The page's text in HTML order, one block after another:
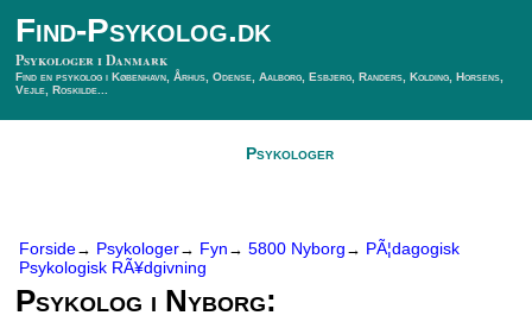
Find-Psykolog.dk
Psykologer i Danmark
Find en psykolog i København, Århus, Odense, Aalborg, Esbjerg, Randers, Kolding, Horsens,
Vejle, Roskilde...
Psykologer
Forside→ Psykologer→ Fyn → 5800 Nyborg → PÃ¦dagogisk
Psykologisk RÃ¥dgivning
Psykolog i Nyborg: